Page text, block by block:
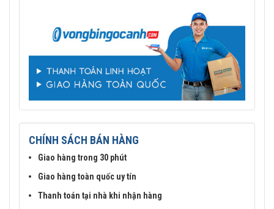
CHÍNH SÁCH BÁN HÀNG
Giao hàng trong 30 phút
Giao hàng toàn quốc uy tín
Thanh toán tại nhà khi nhận hàng